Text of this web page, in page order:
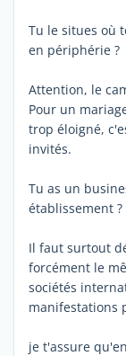
Tu le situes où
en périphérie ?
Attention, le
Pour un
trop éloigné,
invités.
Tu as un
établissement
Il faut surtout
forcément le
sociétés
manifestations
je t'assure